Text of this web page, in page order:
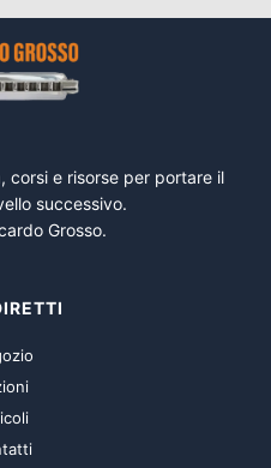
corsi e risorse per portare il
successivo.
Grosso.